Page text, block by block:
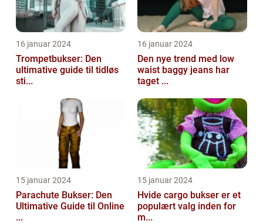
16 januar 2024
Trompetbukser: Den
ultimative guide til tidløs
sti...
16 januar 2024
Den nye trend med low
waist baggy jeans har
taget ...
15 januar 2024
Parachute Bukser: Den
Ultimative Guide til Online
...
15 januar 2024
Hvide cargo bukser er et
populært valg inden for
m...